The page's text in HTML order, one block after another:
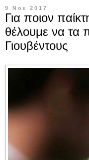
9 Νοε 2017
Για ποιον
θέλουμε να τα
Γιουβέντους